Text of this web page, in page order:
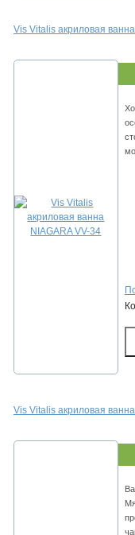
Vis Vitalis акриловая
Vis Vitalis акриловая